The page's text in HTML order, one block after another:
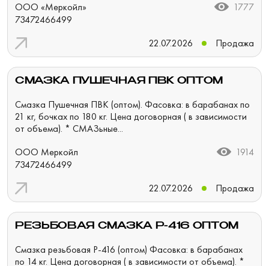
ООО «Меркойл»
73472466499
1777
22.07.2026 Продажа
СМАЗКА ПУШЕЧНАЯ ПВК ОПТОМ
Смазка Пушечная ПВК (оптом). Фасовка: в барабанах по
21 кг, бочках по 180 кг. Цена договорная ( в зависимости
от объема). * СМАЗьные...
ООО Меркойл
73472466499
1914
22.07.2026 Продажа
РЕЗЬБОВАЯ СМАЗКА Р-416 ОПТОМ
Смазка резьбовая Р-416 (оптом) Фасовка: в барабанах
по 14 кг. Цена договорная ( в зависимости от объема). *